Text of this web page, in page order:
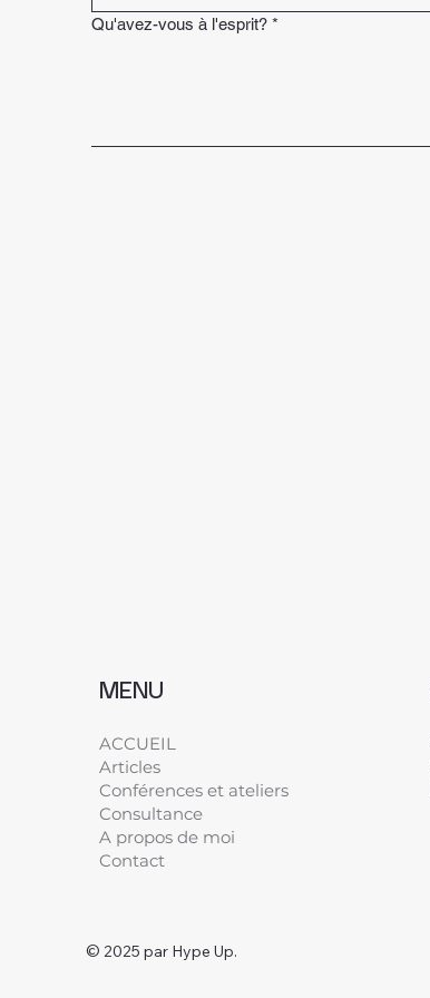
Qu'avez-vous à l'esprit? *
MENU
ACCUEIL
Articles
Conférences et ateliers
Consultance
A propos de moi
Contact
© 2025 par Hype Up.